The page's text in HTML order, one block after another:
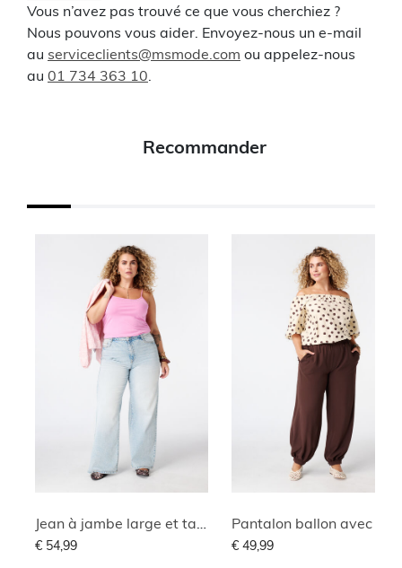
Vous n’avez pas trouvé ce que vous cherchiez ?
Nous pouvons vous aider. Envoyez-nous un e-mail
au serviceclients@msmode.com ou appelez-nous
au 01 734 363 10
Recommander
Jean à jambe large et taille haute
€ 54,99 € 49,99